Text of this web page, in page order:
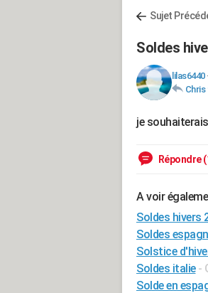
Sujet
Soldes
lilas6440
Chris
je
Répondre
A voir
Soldes hivers
Soldes
Solstice
Soldes italie -
Solde en